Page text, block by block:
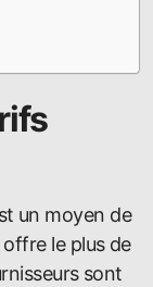
un moyen de
offre le plus de
sont